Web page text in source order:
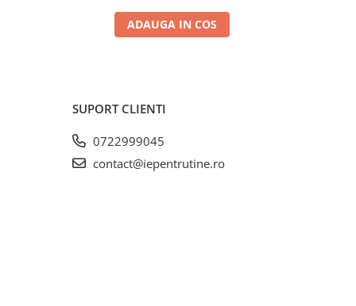
ADAUGA IN COS
SUPORT CLIENTI
0722999045
contact@iepentrutine.ro